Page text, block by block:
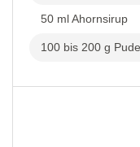
50 ml Ahornsirup
100 bis 200 g